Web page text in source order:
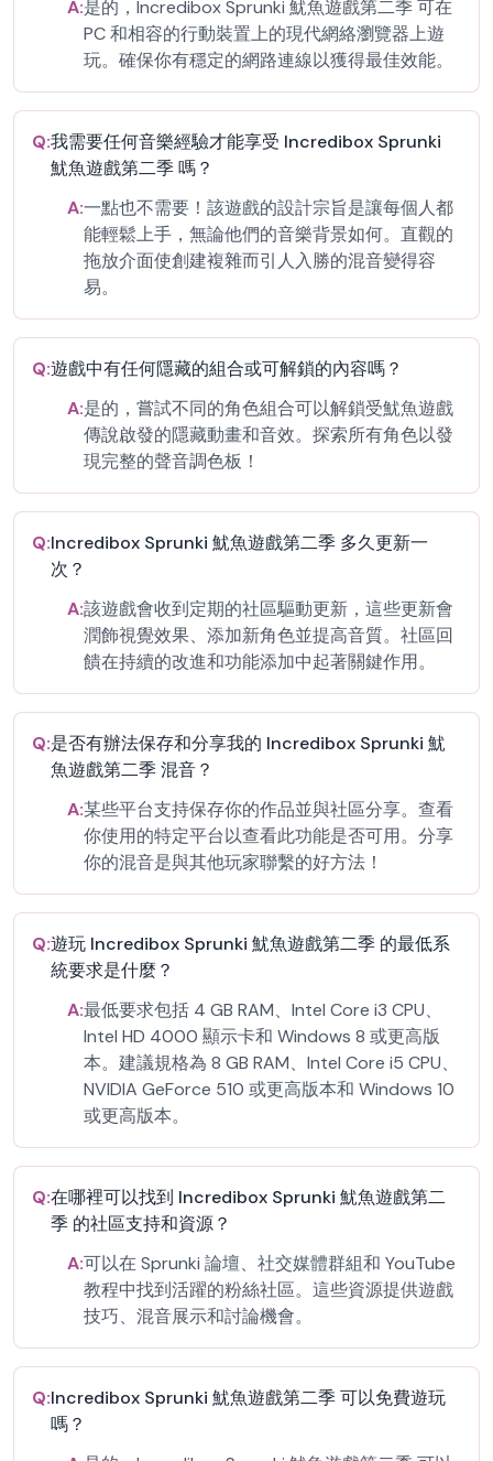
A:是的，Incredibox Sprunki 魷魚遊戲第二季 可在
PC 和相容的行動裝置上的現代網絡瀏覽器上遊
玩。確保你有穩定的網路連線以獲得最佳效能。
Q:我需要任何音樂經驗才能享受 Incredibox Sprunki
魷魚遊戲第二季 嗎？
A:一點也不需要！該遊戲的設計宗旨是讓每個人都
能輕鬆上手，無論他們的音樂背景如何。直觀的
拖放介面使創建複雜而引人入勝的混音變得容
易。
Q:遊戲中有任何隱藏的組合或可解鎖的內容嗎？
A:是的，嘗試不同的角色組合可以解鎖受魷魚遊戲
傳說啟發的隱藏動畫和音效。探索所有角色以發
現完整的聲音調色板！
Q:Incredibox Sprunki 魷魚遊戲第二季 多久更新一
次？
A:該遊戲會收到定期的社區驅動更新，這些更新會
潤飾視覺效果、添加新角色並提高音質。社區回
饋在持續的改進和功能添加中起著關鍵作用。
Q:是否有辦法保存和分享我的 Incredibox Sprunki 魷
魚遊戲第二季 混音？
A:某些平台支持保存你的作品並與社區分享。查看
你使用的特定平台以查看此功能是否可用。分享
你的混音是與其他玩家聯繫的好方法！
Q:遊玩 Incredibox Sprunki 魷魚遊戲第二季 的最低系
統要求是什麼？
A:最低要求包括 4 GB RAM、Intel Core i3 CPU、
Intel HD 4000 顯示卡和 Windows 8 或更高版
本。建議規格為 8 GB RAM、Intel Core i5 CPU、
NVIDIA GeForce 510 或更高版本和 Windows 10
或更高版本。
Q:在哪裡可以找到 Incredibox Sprunki 魷魚遊戲第二
季 的社區支持和資源？
A:可以在 Sprunki 論壇、社交媒體群組和 YouTube
教程中找到活躍的粉絲社區。這些資源提供遊戲
技巧、混音展示和討論機會。
Q:Incredibox Sprunki 魷魚遊戲第二季 可以免費遊玩
嗎？